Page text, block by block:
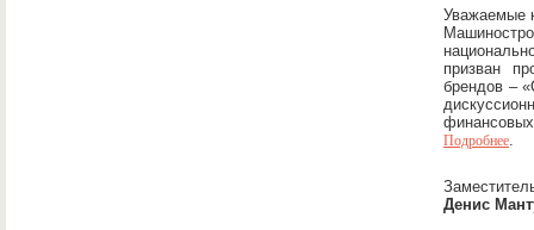
Уважаемые
призван
брендов –
Подробнее.
Денис